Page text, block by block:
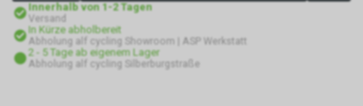
Innerhalb von 1-2 Tagen
Versand
In Kürze abholbereit
Abholung alf cycling Showroom | ASP Werkstatt
2 - 5 Tage ab eigenem Lager
Abholung alf cycling Silberburgstraße